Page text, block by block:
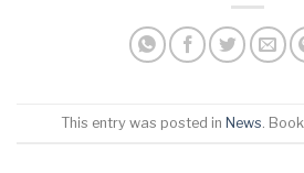
This entry was posted in News .